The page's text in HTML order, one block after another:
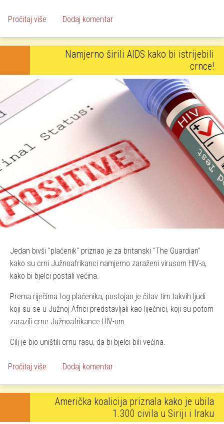
Pročitaj više o Bivši zaposlenici Twittera optuženi da su špijunirali
Dodaj komentar
Namjerno širili AIDS kako bi istrijebili
crnce!
Jedan bivši "plaćenik" priznao je za britanski "The Guardian"
kako su crni Južnoafrikanci namjerno zaraženi virusom HIV-a,
kako bi bjelci postali većina.
Prema riječima tog plaćenika, postojao je čitav tim takvih ljudi
koji su se u Južnoj Africi predstavljali kao liječnici, koji su potom
zarazili crne Južnoafrikance HIV-om.
Cilj je bio uništili crnu rasu, da bi bjelci bili većina.
Pročitaj više o Namjerno širili AIDS kako bi istrijebili crnce!
Dodaj komentar
Američka koalicija priznala kako je ubila
1.300 civila u Siriji i Iraku